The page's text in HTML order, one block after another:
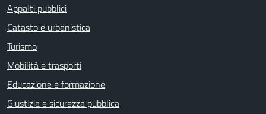
Appalti pubblici
Catasto e urbanistica
Turismo
Mobilità e trasporti
Educazione e formazione
Giustizia e sicurezza pubblica